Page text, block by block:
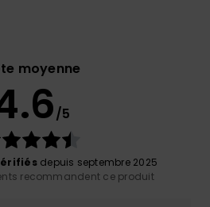
moyenne
/5
depuis septembre 2025
recommandent ce produit